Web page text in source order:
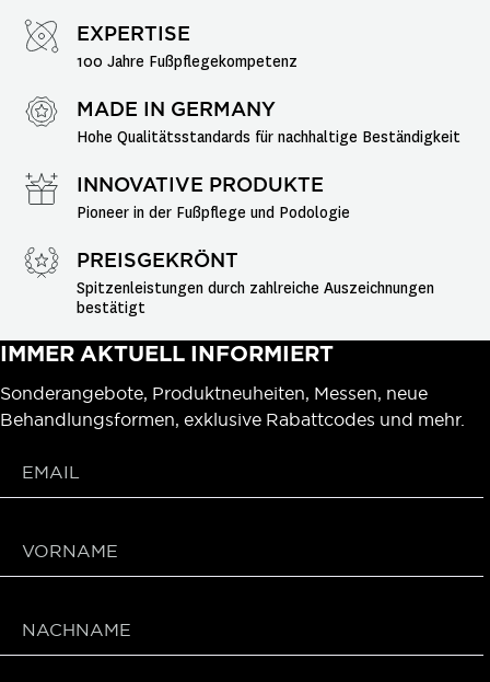
EXPERTISE
100 Jahre Fußpflegekompetenz
MADE IN GERMANY
Hohe Qualitätsstandards für nachhaltige Beständigkeit
INNOVATIVE PRODUKTE
Pioneer in der Fußpflege und Podologie
PREISGEKRÖNT
Spitzenleistungen durch zahlreiche Auszeichnungen
bestätigt
IMMER AKTUELL INFORMIERT
Sonderangebote, Produktneuheiten, Messen, neue
Behandlungsformen, exklusive Rabattcodes und mehr.